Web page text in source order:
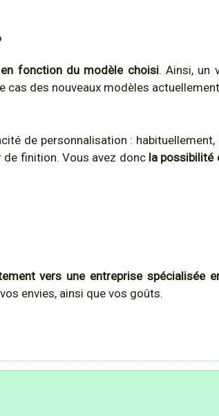
fonction du modèle choisi. Ainsi, un
cas des nouveaux modèles
de personnalisation :
de finition. Vous avez donc la possibilité
vers une entreprise spécialisée
envies, ainsi que vos goûts.